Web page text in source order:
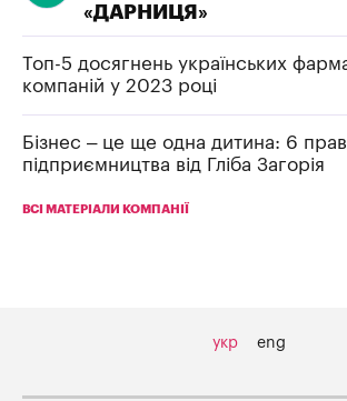
«ДАРНИЦЯ»
Топ-5 досягнень українських
компаній у 2023 році
Бізнес – це ще одна дитина: 6
підприємництва від Гліба Загорія
ВСІ МАТЕРІАЛИ КОМПАНІЇ
укр eng